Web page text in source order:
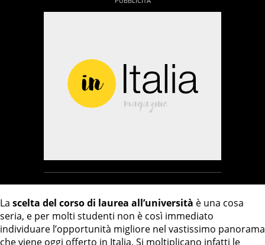
La scelta del corso di laurea all’università è una cosa
seria, e per molti studenti non è così immediato
individuare l’opportunità migliore nel vastissimo panorama
che viene oggi offerto in Italia. Si moltiplicano infatti le